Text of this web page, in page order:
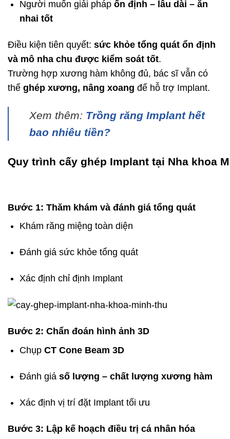
Người muốn giải pháp ổn định – lâu dài – ăn
nhai tốt
Điều kiện tiên quyết: sức khỏe tổng quát ổn định
và mô nha chu được kiểm soát tốt.
Trường hợp xương hàm không đủ, bác sĩ vẫn có
thể ghép xương, nâng xoang để hỗ trợ Implant.
Xem thêm: Trồng răng Implant hết
bao nhiêu tiền?
Quy trình cấy ghép Implant tại Nha khoa
Bước 1: Thăm khám và đánh giá tổng quát
Khám răng miệng toàn diện
Đánh giá sức khỏe tổng quát
Xác định chỉ định Implant
Bước 2: Chẩn đoán hình ảnh 3D
Chụp CT Cone Beam 3D
Đánh giá số lượng – chất lượng xương hàm
Xác định vị trí đặt Implant tối ưu
Bước 3: Lập kế hoạch điều trị cá nhân hóa